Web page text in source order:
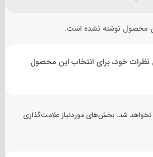
محصول نوشته نشده است.
نظرات خود، برای انتخاب این محصول
نخواهد شد. بخش‌های موردنیاز علامت‌گذاری